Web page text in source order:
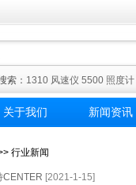
索： 1310 风速仪 5500 照度计
关于我们 新闻资讯
行业新闻
CENTER [2021-1-15]